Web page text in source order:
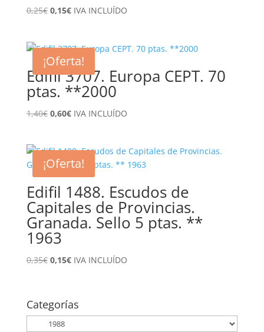
0,25€ El
era:
0,25€.
0,15€El
es:
0,15€.
IVA INCLUÍDO
¡Oferta!
Edifil 3707. Europa CEPT. 70
ptas. **2000
1,40€ El
era:
1,40€.
0,60€El
es:
0,60€.
IVA INCLUÍDO
¡Oferta!
Edifil 1488. Escudos de
Capitales de Provincias.
Granada. Sello 5 ptas. **
1963
0,35€ El
era:
0,35€.
0,15€El
es:
0,15€.
IVA INCLUÍDO
Categorías